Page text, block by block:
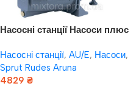
Насосні станції Насоси плюс
Насосні станції, AU/E, Насоси,
Sprut Rudes Aruna
4829 ₴